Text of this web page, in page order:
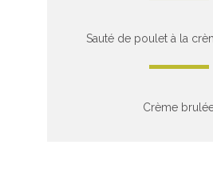
Sauté de poulet à la
Crème